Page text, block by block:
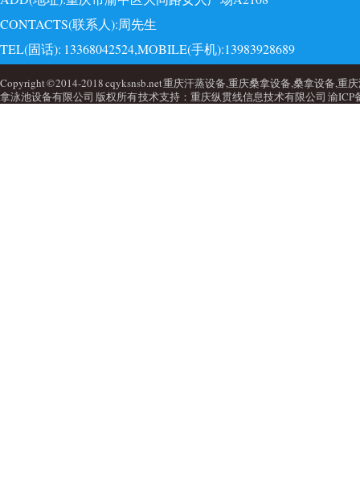
CONTACTS(联系人):周先生
TEL(固话): 13368042524,MOBILE(手机):13983928689
Copyright © 2014-2018 cqyksnsb.net 重庆汗蒸设备,重庆桑拿设备,桑拿设备,重
拿泳池设备有限公司 版权所有 技术支持：重庆纵贯线信息技术有限公司 渝ICP